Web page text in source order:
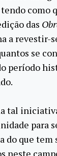
como
das
a revestir-
se
período
tal
para
do que tem
neste